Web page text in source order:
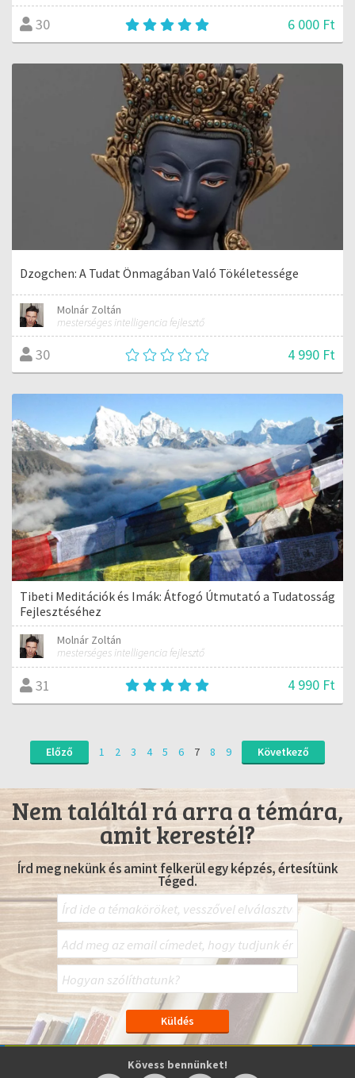
30 6 000 Ft
Dzogchen: A Tudat Önmagában Való Tökéletessége
Molnár Zoltán
mesterséges intelligencia fejlesztő
30 4 990 Ft
Tibeti Meditációk és Imák: Átfogó Útmutató a Tudatosság
Fejlesztéséhez
Molnár Zoltán
mesterséges intelligencia fejlesztő
31 4 990 Ft
Előző 1 2 3 4 5 6 7 8 9 Következő
Nem találtál rá arra a témára,
amit kerestél?
Írd meg nekünk és amint felkerül egy képzés, értesítünk
Téged.
Kövess bennünket!